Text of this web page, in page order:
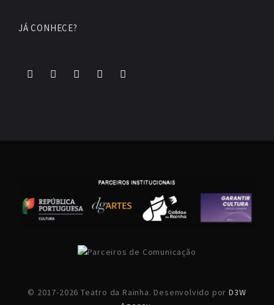
JÁ CONHECE?
© 2017-2026 Teatro da Rainha. Desenvolvido porD3W